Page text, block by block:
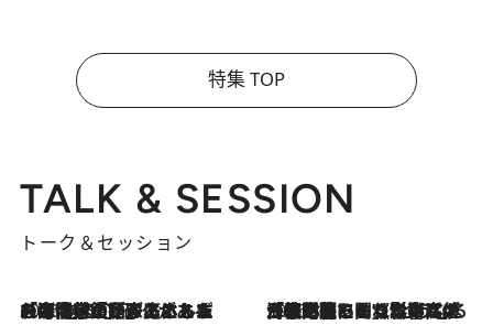
特集 TOP
TALK & SESSION
トーク＆セッション
2026.8.3
「今後値上げがあるとすれば…」「リスクがあるのは今年の冬」エネルギー専門家が語る、ホルムズ海峡封鎖が家庭にもたらす“ある心配” 2026.8.3
「住宅建てられない…」「サーチャージ料の高値が続いている」ホルムズ海峡封鎖による影響はいつまで続く？《エネルギー専門家に聞く“どうなる日本の暮らし”》